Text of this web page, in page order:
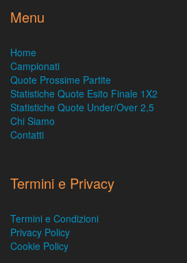
Menu
Home
Campionati
Quote Prossime Partite
Statistiche Quote Esito Finale 1X2
Statistiche Quote Under/Over 2,5
Chi Siamo
Contatti
Termini e Privacy
Termini e Condizioni
Privacy Policy
Cookie Policy